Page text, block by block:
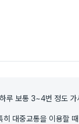
루 보통 3~4번 정도 가
대중교통을 이용할